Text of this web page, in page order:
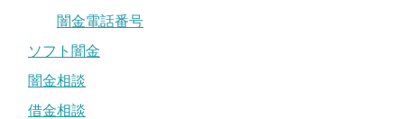
闇金電話番号
ソフト闇金
闇金相談
借金相談